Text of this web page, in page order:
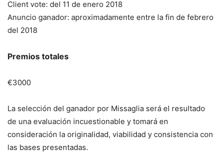
Client vote: del 11 de enero 2018
Anuncio ganador: aproximadamente entre la fin de febrero
del 2018
Premios totales
€3000
La selección del ganador por Missaglia será el resultado
de una evaluación incuestionable y tomará en
consideración la originalidad, viabilidad y consistencia con
las bases presentadas.